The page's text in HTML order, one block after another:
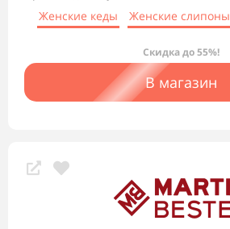
Женские кеды
Женские слипоны
Скидка до 55%!
В магазин